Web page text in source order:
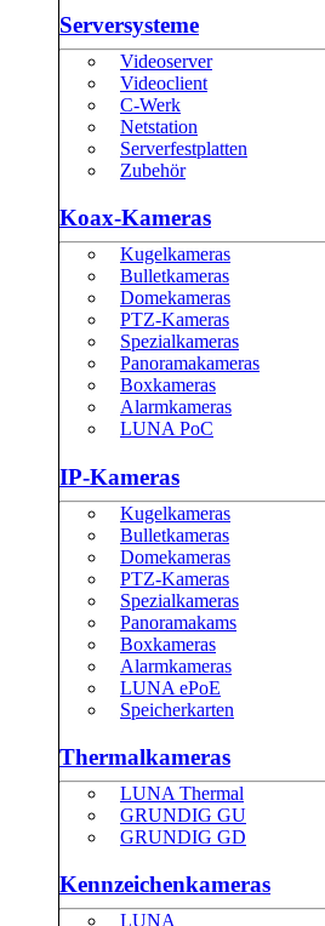
Serversysteme
Videoserver
Videoclient
C-Werk
Netstation
Serverfestplatten
Zubehör
Koax-Kameras
Kugelkameras
Bulletkameras
Domekameras
PTZ-Kameras
Spezialkameras
Panoramakameras
Boxkameras
Alarmkameras
LUNA PoC
IP-Kameras
Kugelkameras
Bulletkameras
Domekameras
PTZ-Kameras
Spezialkameras
Panoramakams
Boxkameras
Alarmkameras
LUNA ePoE
Speicherkarten
Thermalkameras
LUNA Thermal
GRUNDIG GU
GRUNDIG GD
Kennzeichenkameras
LUNA